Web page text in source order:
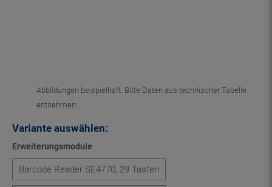
Abbildungen beispielhaft. Bitte Daten aus technischer Tabelle
entnehmen.
Variante auswählen:
Erweiterungsmodule
Barcode Reader SE4770, 29 Tasten